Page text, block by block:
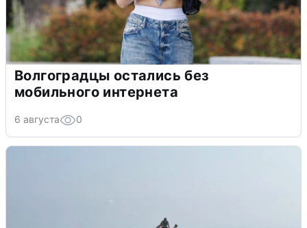
Волгоградцы остались без
мобильного интернета
6 августа 0